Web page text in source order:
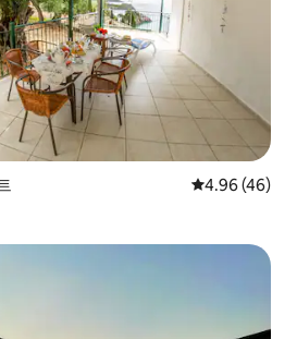
평점 4.96점(5
4.96 (46)